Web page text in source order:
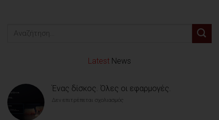
Latest News
Ένας δίσκος. Όλες οι εφαρμογές.
Δεν επιτρέπεται σχολιασμός